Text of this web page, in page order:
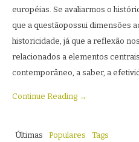
européias. Se avaliarmos o
que a questãopossui dimensões
historicidade, já que a reflexão
relacionados a elementos
contemporâneo, a saber, a
Continue Reading →
Últimas Populares Tags